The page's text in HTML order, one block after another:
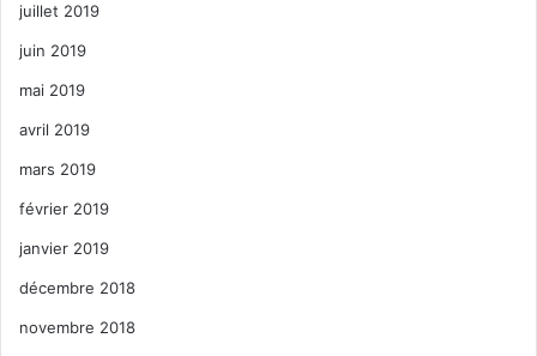
juillet 2019
juin 2019
mai 2019
avril 2019
mars 2019
février 2019
janvier 2019
décembre 2018
novembre 2018